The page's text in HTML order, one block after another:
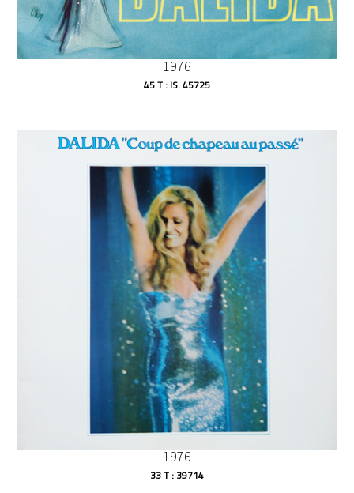
1976
45 T : IS. 45725
1976
33 T : 39714